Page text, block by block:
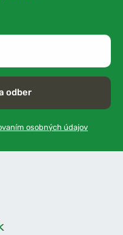
odber
osobných údajov